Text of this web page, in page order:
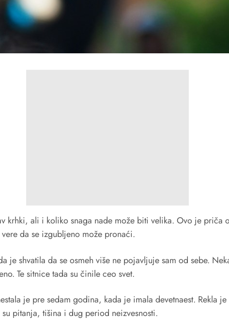
krhki, ali i koliko snaga nade može biti velika. Ovo je
da se izgubljeno može pronaći.
je shvatila da se osmeh više ne pojavljuje sam od sebe.
Te sitnice tada su činile ceo svet.
je pre sedam godina, kada je imala devetnaest. Rekla
pitanja, tišina i dug period neizvesnosti.